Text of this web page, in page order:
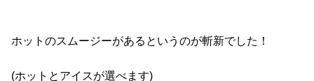
ホットのスムージーがあるというのが斬新でした！
(ホットとアイスが選べます)